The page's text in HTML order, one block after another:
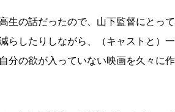
生の話だったので、山下監督にとっ
らしたりしながら、（キャストと）
分の欲が入っていない映画を久々に